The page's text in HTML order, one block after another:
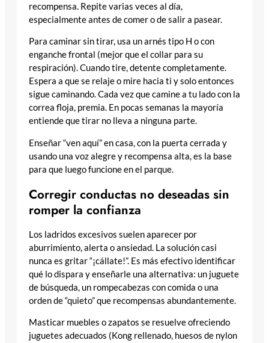
recompensa. Repite varias veces al día,
especialmente antes de comer o de salir a pasear.
Para caminar sin tirar, usa un arnés tipo H o con
enganche frontal (mejor que el collar para su
respiración). Cuando tire, detente completamente.
Espera a que se relaje o mire hacia ti y solo entonces
sigue caminando. Cada vez que camine a tu lado con la
correa floja, premia. En pocas semanas la mayoría
entiende que tirar no lleva a ninguna parte.
Enseñar “ven aquí” en casa, con la puerta cerrada y
usando una voz alegre y recompensa alta, es la base
para que luego funcione en el parque.
Corregir conductas no deseadas sin
romper la confianza
Los ladridos excesivos suelen aparecer por
aburrimiento, alerta o ansiedad. La solución casi
nunca es gritar “¡cállate!”. Es más efectivo identificar
qué lo dispara y enseñarle una alternativa: un juguete
de búsqueda, un rompecabezas con comida o una
orden de “quieto” que recompensas abundantemente.
Masticar muebles o zapatos se resuelve ofreciendo
juguetes adecuados (Kong rellenado, huesos de nylon